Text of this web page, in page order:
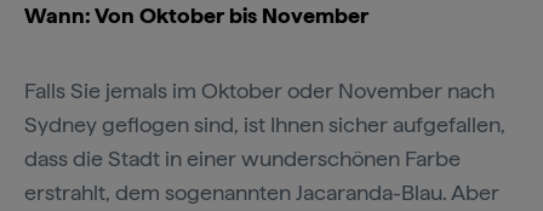
Wann: Von Oktober bis November
Falls Sie jemals im Oktober oder November nach
Sydney geflogen sind, ist Ihnen sicher aufgefallen,
dass die Stadt in einer wunderschönen Farbe
erstrahlt, dem sogenannten Jacaranda-Blau. Aber